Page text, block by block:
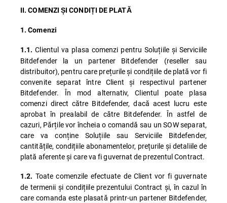
II. COMENZI ȘI CONDIȚI DE PLATĂ
1. Comenzi
1.1. Clientul va plasa comenzi pentru Soluțiile și Serviciile
Bitdefender la un partener Bitdefender (reseller sau
distribuitor), pentru care prețurile și condițiile de plată vor fi
convenite separat între Client și respectivul partener
Bitdefender. În mod alternativ, Clientul poate plasa
comenzi direct către Bitdefender, dacă acest lucru este
aprobat în prealabil de către Bitdefender. În astfel de
cazuri, Părțile vor încheia o comandă sau un SOW separat,
care va conține Soluțiile sau Serviciile Bitdefender,
cantitățile, condițiile abonamentelor, prețurile și detaliile de
plată aferente și care va fi guvernat de prezentul Contract.
1.2. Toate comenzile efectuate de Client vor fi guvernate
de termenii și condițiile prezentului Contract și, în cazul în
care comanda este plasată printr-un partener Bitdefender,